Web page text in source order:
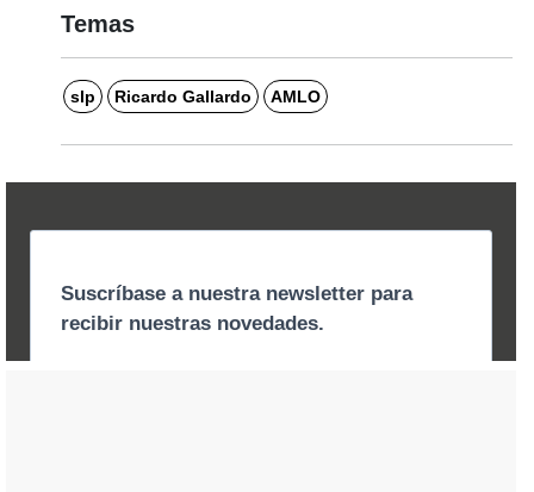
Temas
slp Ricardo Gallardo AMLO